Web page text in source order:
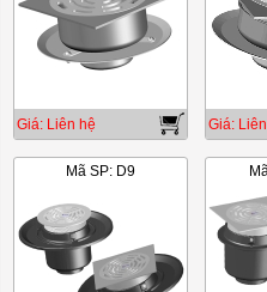
Giá: Liên hệ Giá:
Mã SP: D9